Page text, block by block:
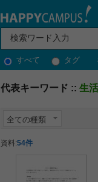
すべて タグ
代表キーワード :: 生
全ての種類
資料:54件